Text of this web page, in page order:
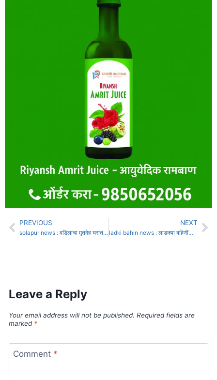
PREVIOUS
solapur news : वडिलांचा मृतदेह घरात, तरही लेकीने लिहिली भविष्याची प्रश्नपत्रिका
NEXT
ladki bahin news : लाडक्या बहिणींसाठी गुड न्यूज! जानेवारीचे पैसे मिळण्यास सुरूवात
Leave a Reply
Your email address will not be published. Required fields are
marked *
Comment *